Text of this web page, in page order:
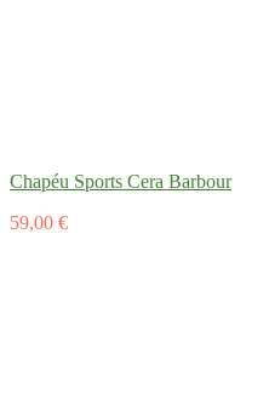
Chapéu Sports Cera Barbour
59,00 €